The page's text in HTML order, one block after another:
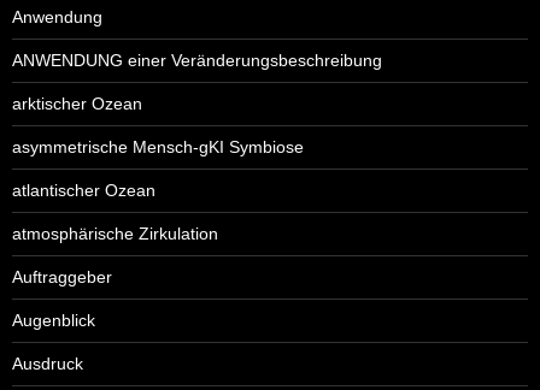
Anwendung
ANWENDUNG einer Veränderungsbeschreibung
arktischer Ozean
asymmetrische Mensch-gKI Symbiose
atlantischer Ozean
atmosphärische Zirkulation
Auftraggeber
Augenblick
Ausdruck